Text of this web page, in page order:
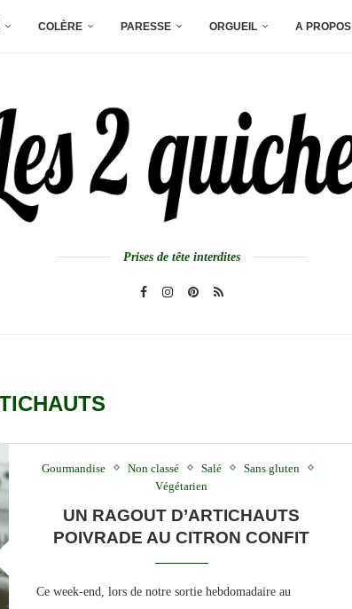
COLÈRE PARESSE ORGUEIL A PROPOS
Prises de tête interdites
Gourmandise Non classé Salé
Sans gluten
Végétarien
UN RAGOUT D’ARTICHAUTS
POIVRADE AU CITRON CONFIT
Ce week-end, lors de notre sortie hebdomadaire au